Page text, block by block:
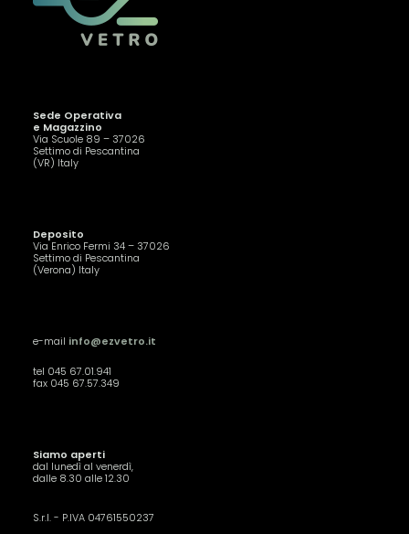
Sede Operativa
e Magazzino
Via Scuole 89 – 37026
Settimo di Pescantina
(VR) Italy
Deposito
Via Enrico Fermi 34 – 37026
Settimo di Pescantina
(Verona) Italy
e-mail info@ezvetro.it
tel 045 67.01.941
fax 045 67.57.349
Siamo aperti
dal lunedì al venerdì,
dalle 8.30 alle 12.30
S.r.l. - P.IVA 04761550237